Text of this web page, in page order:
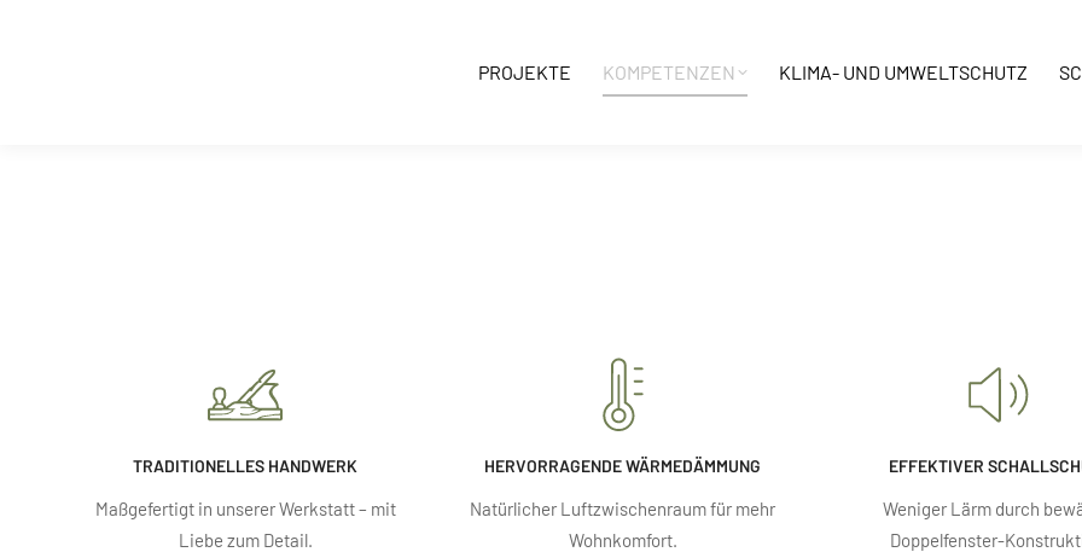
PROJEKTE KOMPETENZEN KLIMA- UND UMWELTSCHUTZ
TRADITIONELLES HANDWERK
Maßgefertigt in unserer Werkstatt – mit
Liebe zum Detail.
HERVORRAGENDE WÄRMEDÄMMUNG
Natürlicher Luftzwischenraum für mehr
Wohnkomfort.
EFFEKTIVER
Weniger Lärm durch
Doppelfenster-